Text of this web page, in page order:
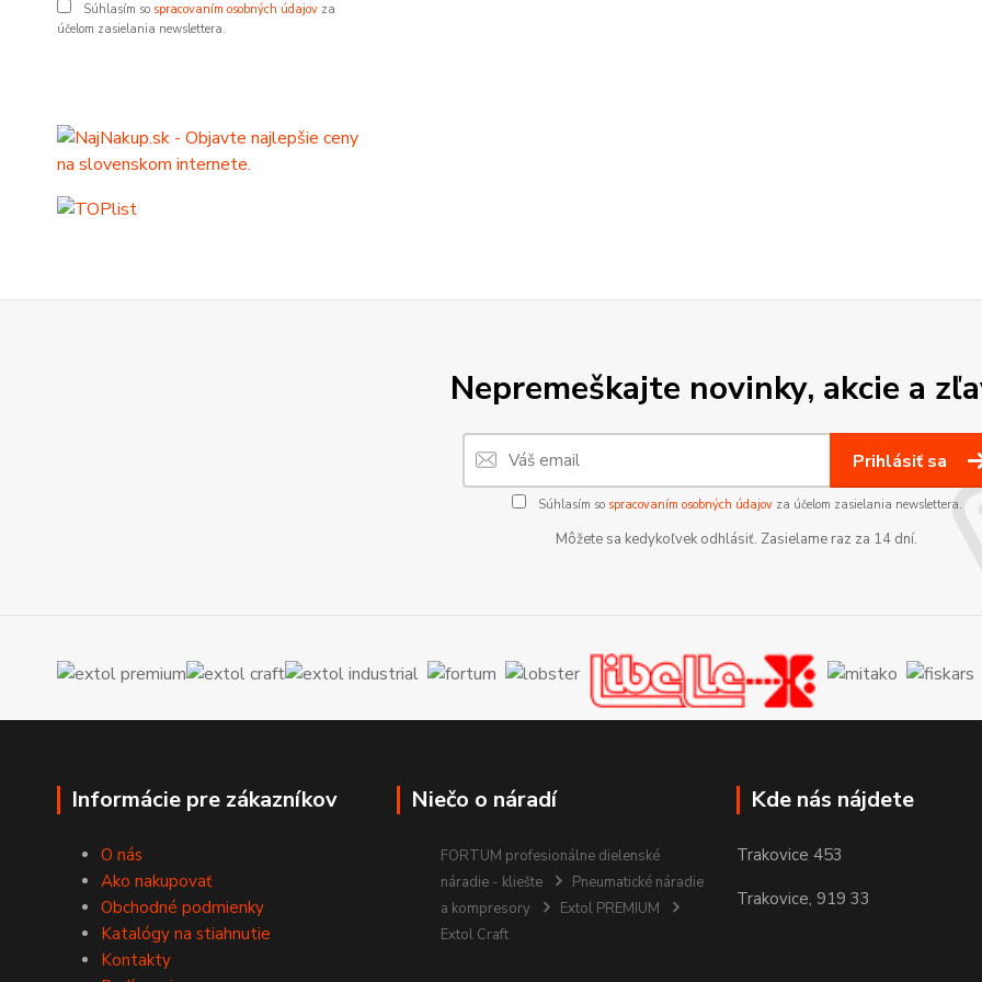
Súhlasím so spracovaním osobných údajov za
účelom zasielania newslettera.
Nepremeškajte novinky, akcie a
Prihlásiť sa
Súhlasím so spracovaním osobných údajovza účelom zasielania newslettera.
Môžete sa kedykoľvek odhlásiť. Zasielame raz za 14 dní.
Informácie pre zákazníkov
O nás
Ako nakupovať
Obchodné podmienky
Katalógy na stiahnutie
Kontakty
Niečo o náradí
FORTUM profesionálne dielenské
náradie - kliešte
Pneumatické náradie
a kompresory
Extol PREMIUM
Extol Craft
Kde nás nájdete
Trakovice 453
Trakovice, 919 33